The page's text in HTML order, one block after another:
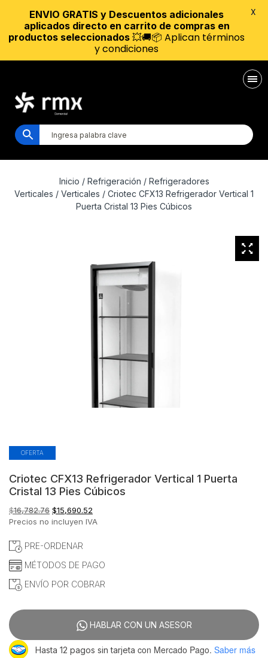
Inicio / Refrigeración / Refrigeradores
Verticales / Verticales / Criotec CFX13 Refrigerador Vertical 1
Puerta Cristal 13 Pies Cúbicos
OFERTA
Criotec CFX13 Refrigerador Vertical 1 Puerta
Cristal 13 Pies Cúbicos
$16,782.76 El
precio
era:
$15,690.52
precio
Precios no incluyen IVA
PRE-ORDENAR
MÉTODOS DE PAGO
ENVÍO POR COBRAR
HABLAR CON UN ASESOR
Hasta 12 pagos sin tarjeta con Mercado Pago. Saber más
ENVIO GRATIS y Descuentos adicionales
aplicados directo en carrito de compras en
productos seleccionados 💥🚚📦 Aplican términos
y condiciones
X